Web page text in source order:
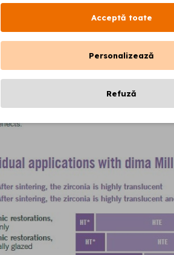
Acceptă toate
Personalizează
Refuză